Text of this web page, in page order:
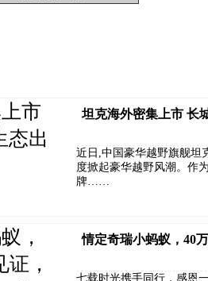
坦克海外密集上市 长
近日,中国豪华越野旗舰坦
度掀起豪华越野风潮。作
牌……
情定奇瑞小蚂蚁，40
七载时光携手同行，感恩